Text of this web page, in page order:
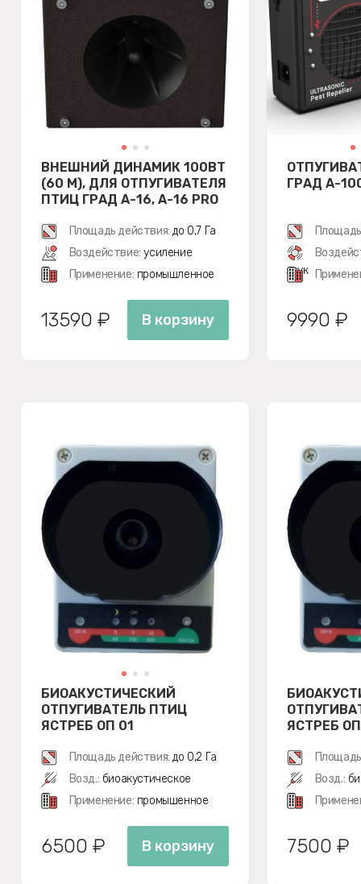
ВНЕШНИЙ ДИНАМИК 100ВТ
(60 М), ДЛЯ ОТПУГИВАТЕЛЯ
ПТИЦ ГРАД А-16, A-16 PRO
Площадь действия: до 0,7 Га
Воздействие: усиление
Применение: промышленное
13590 ₽ В корзину
ГРАД А-
звук
9990 ₽
БИОАКУСТИЧЕСКИЙ
ОТПУГИВАТЕЛЬ ПТИЦ
ЯСТРЕБ ОП 01
Площадь действия: до 0,2 Га
Возд.: биоакустическое
Применение: промышенное
6500 ₽ В корзину
ЯСТРЕБ
Возд.:
7500 ₽